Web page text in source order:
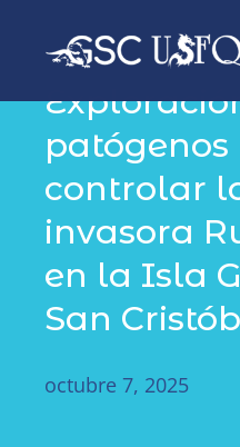
patógenos
controlar
invasora
en la Isla
San
octubre 7, 2025